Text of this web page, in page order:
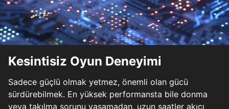
Kesintisiz Oyun Deneyimi
Sadece güçlü olmak yetmez, önemli olan gücü
sürdürebilmek. En yüksek performansta bile donma
veya takılma sorunu yaşamadan, uzun saatler akıcı